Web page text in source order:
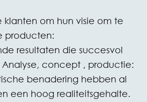
klanten om hun visie om te
producten:
resultaten die succesvol
Analyse, concept , productie:
benadering hebben al
een hoog realiteitsgehalte.